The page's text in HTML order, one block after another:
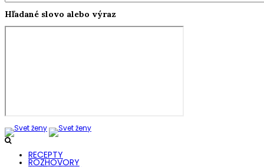
Hľadané slovo alebo výraz
RECEPTY
ROZHOVORY